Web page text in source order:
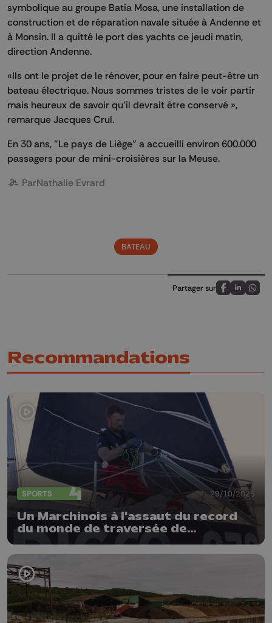
symbolique au groupe Batia Mosa, une installation de
construction et de réparation navale située à Andenne et
à Monsin. Il a quitté le port des yachts ce jeudi matin,
direction Andenne.
«Ils ont le projet de le rénover, pour en faire peut-être un
bateau électrique. Nous sommes tristes de le voir partir
mais heureux de savoir qu’il devrait être conservé »,
remarque Jacques Crul.
En 30 ans, "Le pays de Liège" a accueilli environ 600.000
passagers pour de mini-croisières sur la Meuse.
ParNathalie Evrard
BATEAU
Partager sur
Partagez sur
Partagez
Recommandations
SPORTS 29/10/2025
Un Marchinois à l'assaut du record
du monde de traversée de